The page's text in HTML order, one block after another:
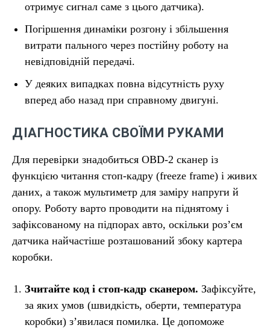
отримує сигнал саме з цього датчика).
Погіршення динаміки розгону і збільшення
витрати пального через постійну роботу на
невідповідній передачі.
У деяких випадках повна відсутність руху
вперед або назад при справному двигуні.
ДІАГНОСТИКА СВОЇМИ РУКАМИ
Для перевірки знадобиться OBD-2 сканер із
функцією читання стоп-кадру (freeze frame) і живих
даних, а також мультиметр для заміру напруги й
опору. Роботу варто проводити на піднятому і
зафіксованому на підпорах авто, оскільки роз’єм
датчика найчастіше розташований збоку картера
коробки.
Зчитайте код і стоп-кадр сканером. Зафіксуйте,
за яких умов (швидкість, оберти, температура
коробки) з’явилася помилка. Це допоможе